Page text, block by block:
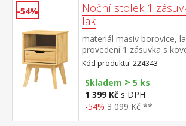
-54%
Noční stolek 1
lak
materiál masiv borovice,
provedení 1 zásuvka s
Kód produktu: 224343
Skladem > 5 ks
1 399 Kč s DPH
-54% 3 099 Kč **